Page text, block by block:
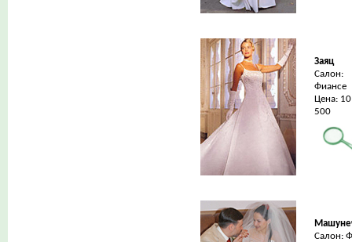
Заяц
Салон:
Фиансе
Цена: 10
500
Салон: